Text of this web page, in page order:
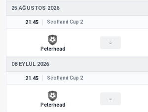
25 AĞUSTOS 2026
21.45 Scotland Cup 2
Peterhead
-
08 EYLÜL 2026
21.45 Scotland Cup 2
Peterhead
-